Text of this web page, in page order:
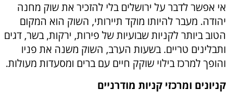
אי אפשר לדבר על ירושלים בלי להזכיר את שוק מחנה
יהודה. מעבר להיותו מוקד תיירותי, השוק הוא המקום
הטוב ביותר לקניות שבועיות של פירות, ירקות, בשר, דגים
ותבלינים טריים. בשעות הערב, השוק משנה את פניו
והופך למרכז בילוי שוקק חיים עם ברים ומסעדות מעולות.
קניונים ומרכזי קניות מודרניים